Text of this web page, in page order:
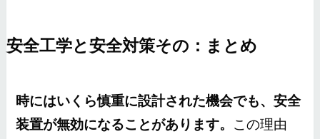
安全工学と安全対策その：まとめ
時にはいくら慎重に設計された機会でも、安全
装置が無効になることがあります。 この理由